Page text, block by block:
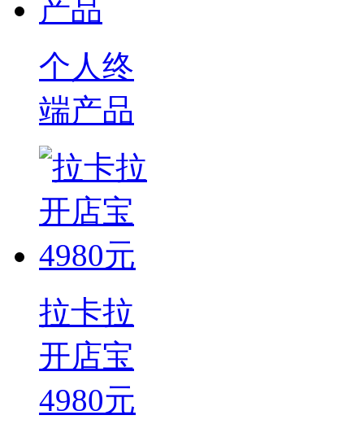
个人终
端产品
拉卡拉
开店宝
4980元